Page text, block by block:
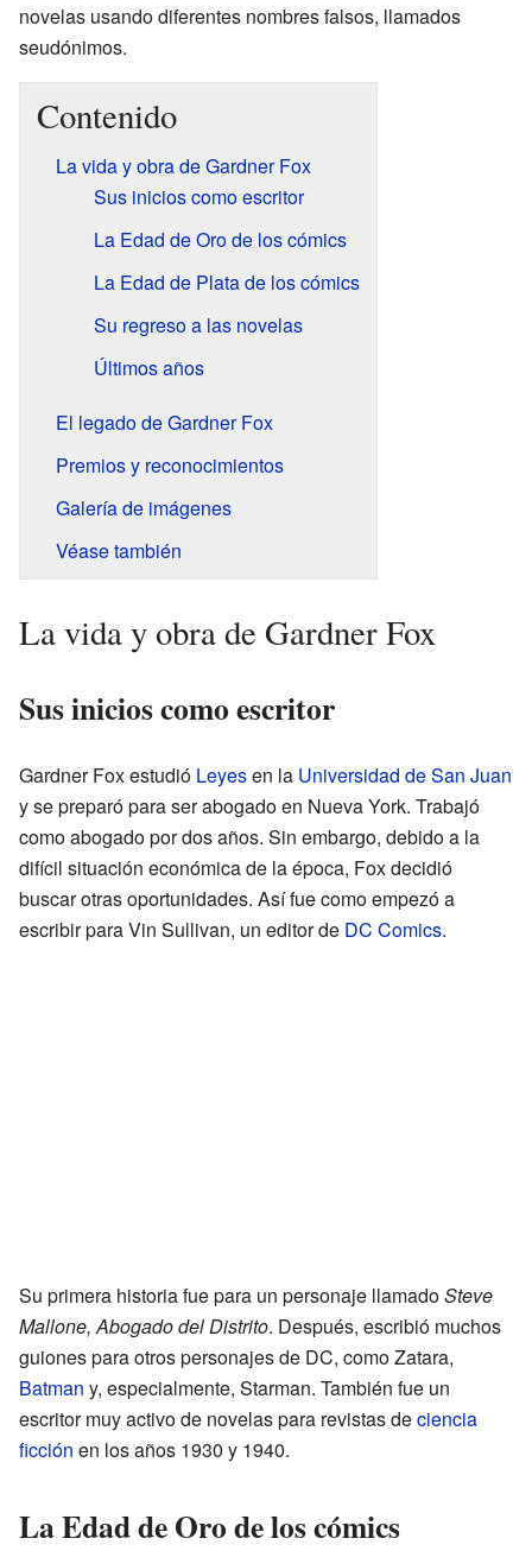
novelas usando diferentes nombres falsos, llamados
seudónimos.
Contenido
La vida y obra de Gardner Fox
Sus inicios como escritor
La Edad de Oro de los cómics
La Edad de Plata de los cómics
Su regreso a las novelas
Últimos años
El legado de Gardner Fox
Premios y reconocimientos
Galería de imágenes
Véase también
La vida y obra de Gardner Fox
Sus inicios como escritor
Gardner Fox estudió Leyesen la Universidad de San Juan
y se preparó para ser abogado en Nueva York. Trabajó
como abogado por dos años. Sin embargo, debido a la
difícil situación económica de la época, Fox decidió
buscar otras oportunidades. Así fue como empezó a
escribir para Vin Sullivan, un editor de DC Comics.
Su primera historia fue para un personaje llamadoSteve
Mallone, Abogado del Distrito. Después, escribió muchos
guiones para otros personajes de DC, como Zatara,
Batman y, especialmente, Starman. También fue un
escritor muy activo de novelas para revistas deciencia
ficción en los años 1930 y 1940.
La Edad de Oro de los cómics